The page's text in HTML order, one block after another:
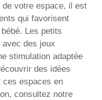
de votre espace, il est
qui favorisent
Les petits
des jeux
stimulation adaptée
des idées
ces espaces en
consultez notre